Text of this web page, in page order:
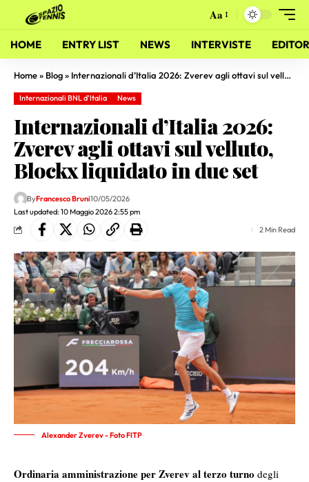
Aa
HOME ENTRY LIST NEWS INTERVISTE
Home» Blog» Internazionali d’Italia 2026: Zverev agli ottavi sul velluto, Blockx liquidato in due set
Internazionali BNL d'Italia News
Internazionali d’Italia 2026:
Zverev agli ottavi sul velluto,
Blockx liquidato in due set
Last updated: 10 Maggio 2026 2:55 pm
ByFrancesco Bruni10/05/2026
2 Min Read
Alexander Zverev - Foto FITP
Ordinaria amministrazione per Zverev al terzo turno degli